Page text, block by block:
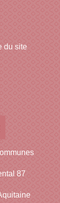
du site
87